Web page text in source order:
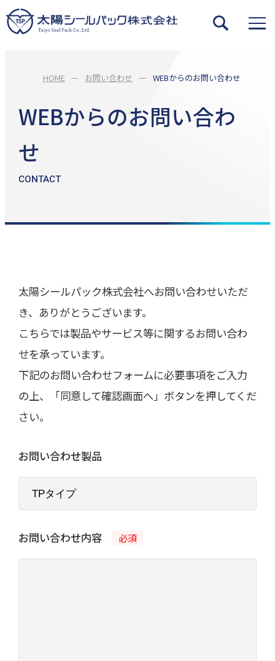
HOME お問い合わせ WEBからのお問い合わせ
WEBからのお問い合わ
せ
CONTACT
太陽シールパック株式会社へお問い合わせいただ
き、ありがとうございます。
こちらでは製品やサービス等に関するお問い合わ
せを承っています。
下記のお問い合わせフォームに必要事項をご入力
の上、「同意して確認画面へ」ボタンを押してくだ
さい。
お問い合わせ製品
お問い合わせ内容 必須